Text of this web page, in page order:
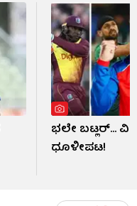
ಭಲೇ ಬಟ್ಲರ್...
ಧೂಳೀಪಟ!